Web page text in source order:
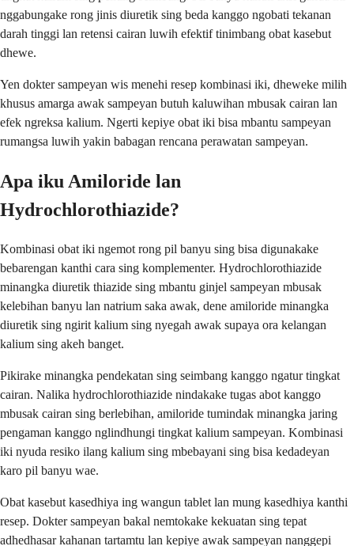
nggabungake rong jinis diuretik sing beda kanggo ngobati tekanan
darah tinggi lan retensi cairan luwih efektif tinimbang obat kasebut
dhewe.
Yen dokter sampeyan wis menehi resep kombinasi iki, dheweke milih
khusus amarga awak sampeyan butuh kaluwihan mbusak cairan lan
efek ngreksa kalium. Ngerti kepiye obat iki bisa mbantu sampeyan
rumangsa luwih yakin babagan rencana perawatan sampeyan.
Apa iku Amiloride lan
Hydrochlorothiazide?
Kombinasi obat iki ngemot rong pil banyu sing bisa digunakake
bebarengan kanthi cara sing komplementer. Hydrochlorothiazide
minangka diuretik thiazide sing mbantu ginjel sampeyan mbusak
kelebihan banyu lan natrium saka awak, dene amiloride minangka
diuretik sing ngirit kalium sing nyegah awak supaya ora kelangan
kalium sing akeh banget.
Pikirake minangka pendekatan sing seimbang kanggo ngatur tingkat
cairan. Nalika hydrochlorothiazide nindakake tugas abot kanggo
mbusak cairan sing berlebihan, amiloride tumindak minangka jaring
pengaman kanggo nglindhungi tingkat kalium sampeyan. Kombinasi
iki nyuda resiko ilang kalium sing mbebayani sing bisa kedadeyan
karo pil banyu wae.
Obat kasebut kasedhiya ing wangun tablet lan mung kasedhiya kanthi
resep. Dokter sampeyan bakal nemtokake kekuatan sing tepat
adhedhasar kahanan tartamtu lan kepiye awak sampeyan nanggepi